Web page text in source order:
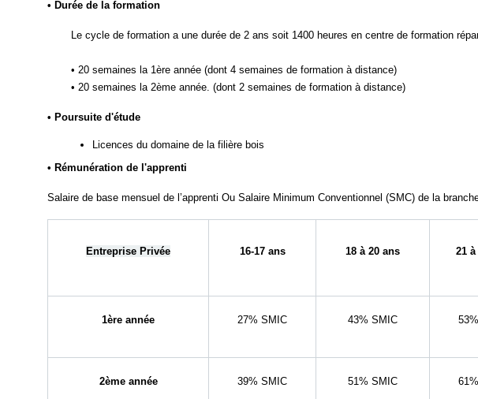
• Durée de la formation
Le cycle de formation a une durée de 2 ans soit 1400 heures en centre de formation
• 20 semaines la 1ère année (dont 4 semaines de formation à distance)
• 20 semaines la 2ème année. (dont 2 semaines de formation à distance)
• Poursuite d'étude
Licences du domaine de la filière bois
• Rémunération de l'apprenti
Salaire de base mensuel de l’apprenti Ou Salaire Minimum Conventionnel (SMC) de la
Entreprise Privée 16-17 ans 18 à 20 ans 21
1ère année 27% SMIC 43% SMIC
2ème année 39% SMIC 51% SMIC